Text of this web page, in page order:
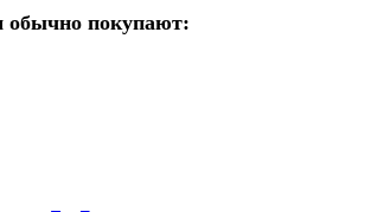
обычно покупают: